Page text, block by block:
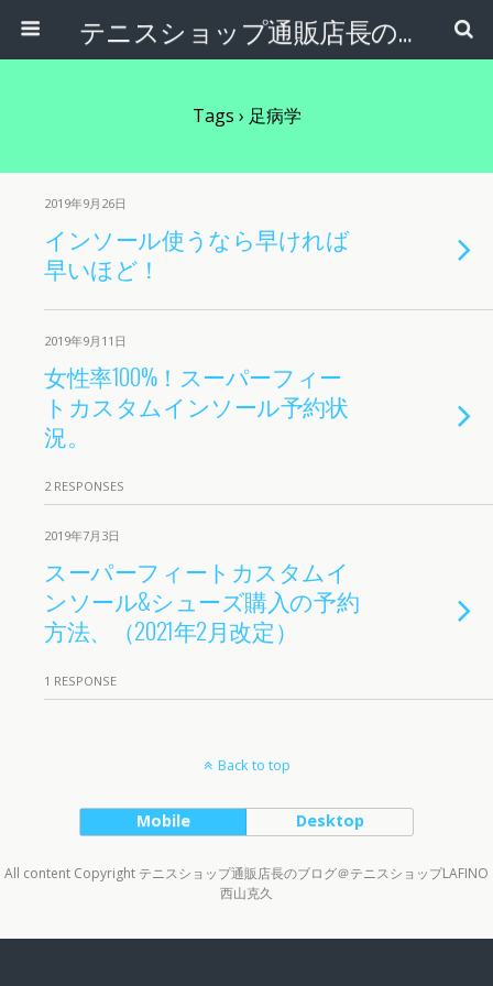
テニスショップ通販店長のブログ＠テニスショップLAFINO 西山克久
Tags › 足病学
2019年9月26日
インソール使うなら早ければ
早いほど！
2019年9月11日
女性率100%！スーパーフィー
トカスタムインソール予約状
況。
2 RESPONSES
2019年7月3日
スーパーフィートカスタムイ
ンソール&シューズ購入の予約
方法、（2021年2月改定）
1 RESPONSE
Back to top
Mobile Desktop
All content Copyright テニスショップ通販店長のブログ＠テニスショップLAFINO
西山克久